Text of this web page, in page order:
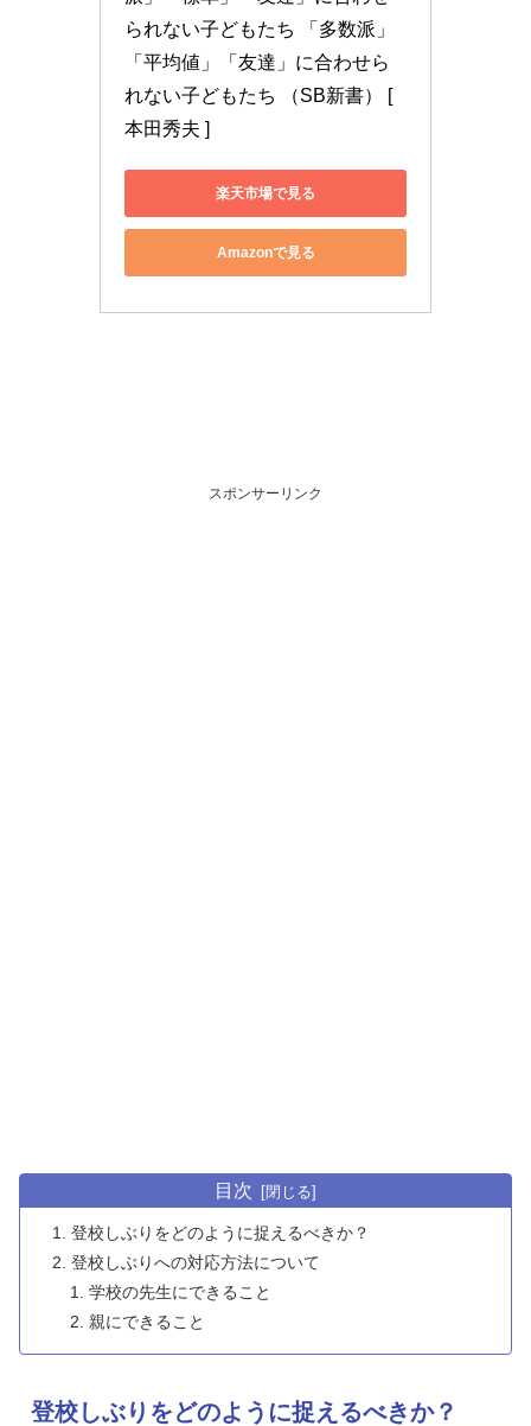
られない子どもたち 「多数派」
「平均値」「友達」に合わせら
れない子どもたち （SB新書） [
本田秀夫 ]
楽天市場で見る
Amazonで見る
スポンサーリンク
目次
登校しぶりをどのように捉えるべきか？
登校しぶりへの対応方法について
学校の先生にできること
親にできること
登校しぶりをどのように捉えるべきか？